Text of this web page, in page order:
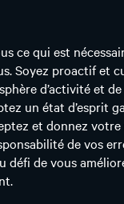
ce qui est
Soyez proactif et
d’activité et
un état d’esprit
et donnez
de vos
défi de vous